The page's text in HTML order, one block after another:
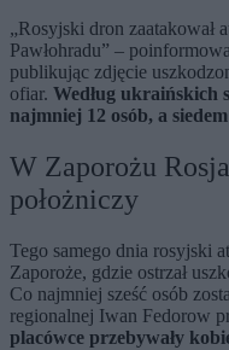
„Rosyjski dron zaatakował
Pawłohradu” –
publikując zdjęcie
ofiar. Według ukraińskich
najmniej 12 osób, a
W Zaporożu
położniczy
Tego samego dnia rosyjski
Zaporoże, gdzie ostrzał
Co najmniej sześć osób
regionalnej Iwan Fedorow
placówce przebywały